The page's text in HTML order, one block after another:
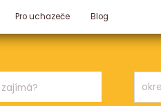
Pro uchazeče Blog